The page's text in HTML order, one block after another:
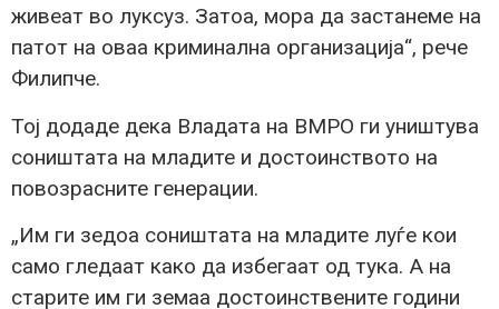
живеат во луксуз. Затоа, мора да застанеме на
патот на оваа криминална организација“, рече
Филипче.
Тој додаде дека Владата на ВМРО ги уништува
соништата на младите и достоинството на
повозрасните генерации.
„Им ги зедоа соништата на младите луѓе кои
само гледаат како да избегаат од тука. А на
старите им ги земаа достоинствените години